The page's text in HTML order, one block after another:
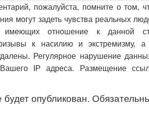
пожалуйста, помните о том,
могут задеть чувства реальных
имеющих отношение к данной
к насилию и экстремизму, а
Регулярное нарушение
IP адреса. Размещение
опубликован.